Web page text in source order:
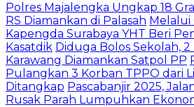
Polres Majalengka Ungkap 18
RS Diamankan di Palasah Melalui
Kapengda Surabaya YHT Beri
Kasatdik Diduga Bolos Sekolah, 2
Karawang Diamankan Satpol PP
Pulangkan 3 Korban TPPO dari
Ditangkap Pascabanjir 2025,
Rusak Parah Lumpuhkan